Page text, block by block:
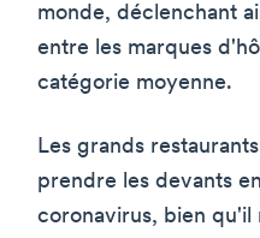
monde, déclenchant
entre les marques
catégorie moyenne.
Les grands
prendre les devants
coronavirus, bien qu'il